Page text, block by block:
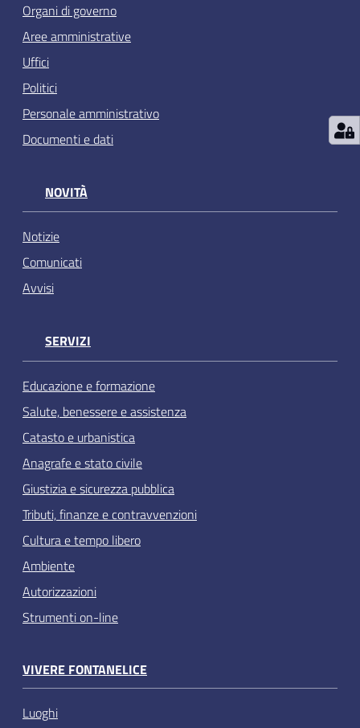
Organi di governo
Aree amministrative
Uffici
Politici
Personale amministrativo
Documenti e dati
NOVITÀ
Notizie
Comunicati
Avvisi
SERVIZI
Educazione e formazione
Salute, benessere e assistenza
Catasto e urbanistica
Anagrafe e stato civile
Giustizia e sicurezza pubblica
Tributi, finanze e contravvenzioni
Cultura e tempo libero
Ambiente
Autorizzazioni
Strumenti on-line
VIVERE FONTANELICE
Luoghi